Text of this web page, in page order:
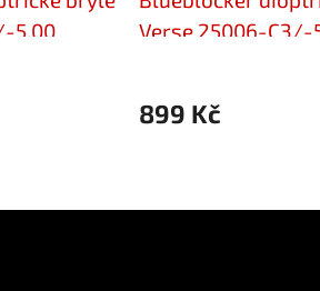
5,00
Verse 25006-C3/-
899 Kč